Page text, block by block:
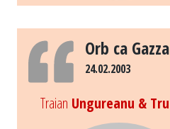
Orb ca Gazza
24.02.2003
Traian Ungureanu & Tru